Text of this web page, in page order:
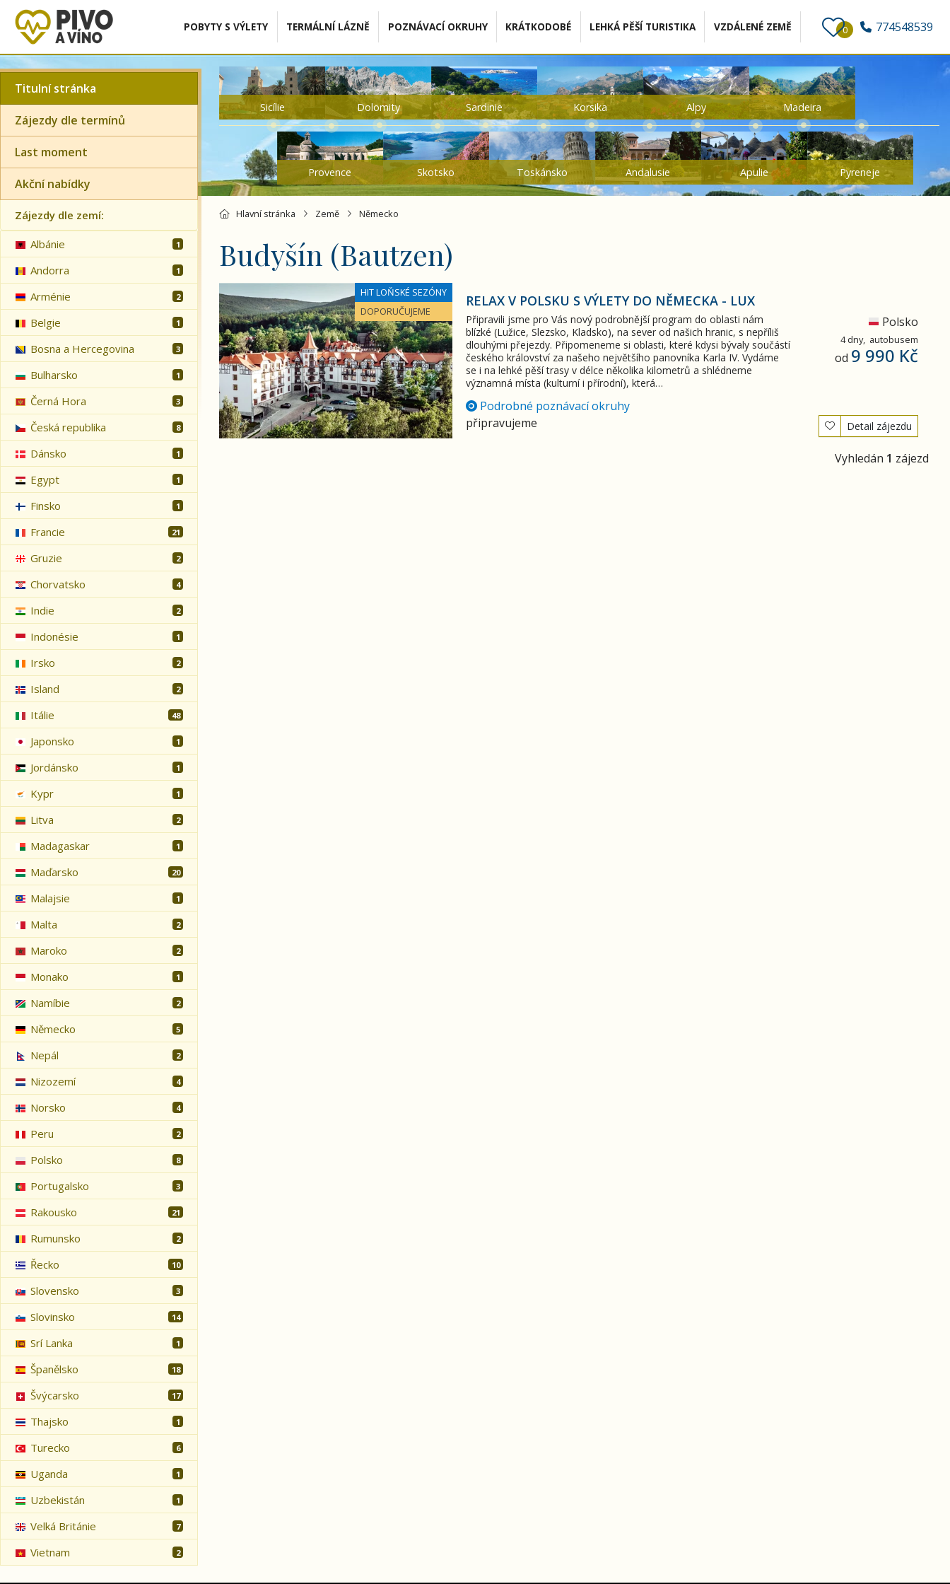
POBYTY S VÝLETY TERMÁLNÍ LÁZNĚ POZNÁVACÍ OKRUHY KRÁTKODOBÉ LEHKÁ PĚŠÍ TURISTIKA VZDÁLENÉ ZEMĚ 0 774548539
Titulní stránka
Zájezdy dle termínů
Last moment
Akční nabídky
Zájezdy dle zemí:
Albánie 1
Andorra 1
Arménie 2
Belgie 1
Bosna a Hercegovina 3
Bulharsko 1
Černá Hora 3
Česká republika 8
Dánsko 1
Egypt 1
Finsko 1
Francie 21
Gruzie 2
Chorvatsko 4
Indie 2
Indonésie 1
Irsko 2
Island 2
Itálie 48
Japonsko 1
Jordánsko 1
Kypr 1
Litva 2
Madagaskar 1
Maďarsko 20
Malajsie 1
Malta 2
Maroko 2
Monako 1
Namíbie 2
Německo 5
Nepál 2
Nizozemí 4
Norsko 4
Peru 2
Polsko 8
Portugalsko 3
Rakousko 21
Rumunsko 2
Řecko 10
Slovensko 3
Slovinsko 14
Srí Lanka 1
Španělsko 18
Švýcarsko 17
Thajsko 1
Turecko 6
Uganda 1
Uzbekistán 1
Velká Británie 7
Vietnam 2
Sicílie Dolomity Sardinie Korsika Alpy Madeira
Provence Skotsko Toskánsko Andalusie Apulie Pyreneje
Hlavní stránka Země Německo
Budyšín (Bautzen)
HIT LOŇSKÉ SEZÓNY
DOPORUČUJEME
Relax v Polsku s výlety do Německa - LUX
RELAX V POLSKU S VÝLETY DO NĚMECKA - LUX
Připravili jsme pro Vás nový podrobnější program do oblasti nám
blízké (Lužice, Slezsko, Kladsko), na sever od našich hranic, s nepříliš
dlouhými přejezdy. Připomeneme si oblasti, které kdysi bývaly součástí
českého království za našeho největšího panovníka Karla IV. Vydáme
se i na lehké pěší trasy v délce několika kilometrů a shlédneme
významná místa (kulturní i přírodní), která…
Polsko
4 dny, autobusem
od 9 990 Kč
Podrobné poznávací okruhy
připravujeme
Detail zájezdu
Vyhledán 1 zájezd